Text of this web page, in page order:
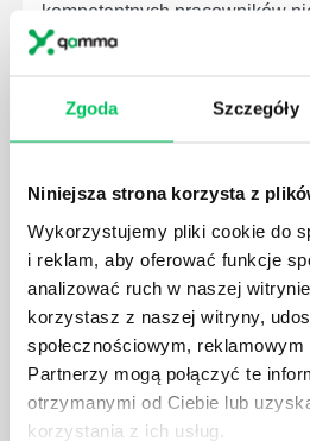
Zgoda Szczegóły
Niniejsza strona korzysta z
Wykorzystujemy pliki cookie do
i reklam, aby oferować funkcje
analizować ruch w naszej
korzystasz z naszej witryny,
społecznościowym, reklamowym
Partnerzy mogą połączyć te
otrzymanymi od Ciebie lub
korzystania z ich usług.
kompetentnych pracowników
sprawnie realizować swoich
czynności wykonywane przez
JAK BRYGADZISTA MOŻE
KOMPETENCJE
Menedżer to niezwykle ważne
firmie. Osoba je pełniąca jest
za realizację działań
działu.